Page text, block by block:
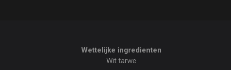
Wettelijke ingredienten
Wit tarwe